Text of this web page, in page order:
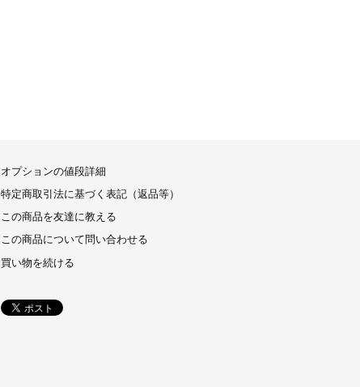
オプションの値段詳細
特定商取引法に基づく表記（返品等）
この商品を友達に教える
この商品について問い合わせる
買い物を続ける